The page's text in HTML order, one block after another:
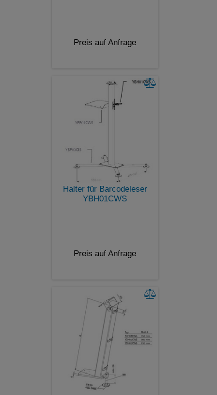
Preis auf Anfrage
Halter für Barcodeleser
YBH01CWS
Preis auf Anfrage